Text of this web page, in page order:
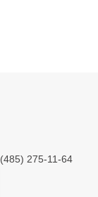
275-11-64